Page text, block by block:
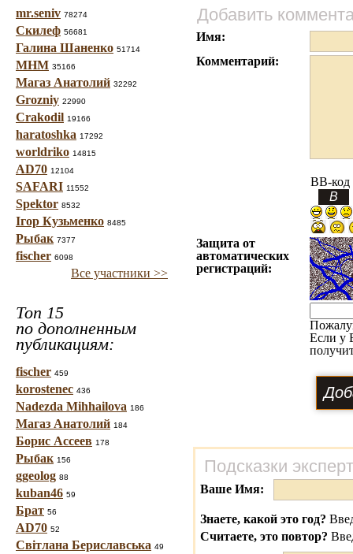
mr.seniv 78274
Скилеф 56681
Галина Шаненко 51714
МНМ 35166
Магаз Анатолий 32292
Grozniy 22990
Crakodil 19166
haratoshka 17292
worldriko 14815
AD70 12104
SAFARI 11552
Spektor 8532
Ігор Кузьменко 8485
Рыбак 7377
fischer 6098
Все участники >>
Топ 15
по дополненным
публикациям:
fischer 459
korostenec 436
Nadezda Mihhailova 186
Магаз Анатолий 184
Борис Ассеев 178
Рыбак 156
ggeolog 88
kuban46 59
Брат 56
AD70 52
Світлана Бериславська 49
Добавить
Имя:
Комментарий:
BB-код
Защита от
автоматических
регистраций:
Если у
Подсказки
Ваше Имя:
Знаете, какой это год?
Считаете, это повтор?